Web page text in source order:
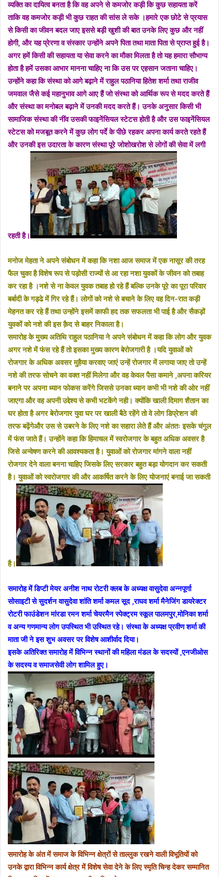
व्यक्ति का दायित्व बनता है कि वह अपने से कमजोर कड़ी कि कुछ सहायता करें
ताकि वह कमजोर कड़ी भी कुछ राहत की सांस ले सके ।हमारे एक छोटे से प्रयास
से किसी का जीवन बदल जाए इससे बड़ी खुशी की बात उनके लिए कुछ और नहीं
होगी, और यह प्रेरणा व संस्कार उन्होंने अपने पिता तथा माता पिता से प्राप्त हुई है।
अगर हमें किसी की सहायता या सेवा करने का मौका मिलता है तो यह हमारा सौभाग्य
होता है हमें उसका आभार मानना चाहिए ना कि उस पर एहसान जताना चाहिए।
उन्होंने कहा कि संस्था को आगे बढ़ाने में राहुल पठानिया हितेश शर्मा तथा राजीव
जमवाल जैसे कई महानुभाव आगे आए हैं जो संस्था को आर्थिक रूप से मदद करते हैं
और संस्था का मनोबल बढ़ाने में उनकी मदद करते हैं। उनके अनुसार किसी भी
सामाजिक संस्था की नींव उसकी फाइनेंसियल स्टेटस होती है और उस फाइनेंसियल
स्टेटस को मजबूत करने में कुछ लोग पर्दे के पीछे रहकर अपना कार्य करते रहते हैं
और उनकी इस उदारता के कारण संस्था पूरे जोशोखरोश से लोगों की सेवा में लगी
रहती है।
मनोज मेहता ने अपने संबोधन में कहा कि नशा आज समाज में एक नासूर की तरह
फैल चुका है विशेष रूप से पड़ोसी राज्यों से आ रहा नशा युवकों के जीवन को तबाह
कर रहा है ।नशे से ना केवल युवक तबाह हो रहे हैं बल्कि उनके पूरे का पूरा परिवार
बर्बादी के गड्ढे में गिर रहे हैं। लोगों को नशे से बचाने के लिए वह दिन-रात कड़ी
मेहनत कर रहे हैं तथा उन्होंने इसमें काफी हद तक सफलता भी पाई है और सैकड़ों
युवकों को नशे की इस क़ैद से बाहर निकाला है।
समारोह के मुख्य अतिथि राहुल पठानिया ने अपने संबोधन में कहा कि लोग और युवक
अगर नशे में फंस रहे हैं तो इसका मुख्य कारण बेरोजगारी है ।यदि युवाओं को
रोजगार के अधिक अवसर मुहैया करवाए जाएं उन्हें रोजगार में लगाया जाए तो उन्हें
नशे की तरफ सोचने का वक्त नहीं मिलेगा और वह केवल पैसा कमाने ,अपना करियर
बनाने पर अपना ध्यान फोकस करेंगे जिससे उनका ध्यान कभी भी नशे की ओर नहीं
जाएगा और वह अपनी उद्देश्य से कभी भटकेंगे नही। क्योंकि खाली दिमाग शैतान का
घर होता है अगर बेरोजगार युवा घर पर खाली बैठे रहेंगे तो वे लोग डिप्रेशन की
तरफ बढ़ेंगेऔर उस से उबरने के लिए नशे का सहारा लेते हैं और अंततः इसके चंगुल
में फंस जाते हैं। उन्होंने कहा कि हिमाचल में स्वरोजगार के बहुत अधिक अवसर है
जिसे अन्वेषण करने की आवश्यकता है। युवाओं को रोजगार मांगने वाला नहीं
रोजगार देने वाला बनना चाहिए जिसके लिए सरकार बहुत बड़ा योगदान कर सकती
है। युवाओं को स्वरोजगार की और आकर्षित करने के लिए योजनाएं बनाई जा सकती
है।
समारोह में डिप्टी मेयर अनीश नाथ रोटरी क्लब के अध्यक्ष वासुदेवा अन्नपूर्णा
सोसाइटी से सुदर्शन वासुदेवा शांति शर्मा कमल सूद ,राघव शर्मा मैनेजिंग डायरेक्टर
रोटरी फाउंडेशन मांरडा रमन शर्मा चेयरमैन स्पेक्ट्रम स्कूल पालमपुर,मोनिका शर्मा
व अन्य गणमान्य लोग उपस्थित भी उस्थित रहे। संस्था के अध्यक्ष प्रवीण शर्मा की
माता जी ने इस शुभ अवसर पर विशेष आशीर्वाद दिया।
इसके अतिरिक्त समारोह में विभिन्न स्थानों की महिला मंडल के सदस्यों ,एनजीओस
के सदस्य व समाजसेवी लोग शामिल हुए।
समारोह के अंत में समाज के विभिन्न क्षेत्रों से ताल्लुक रखने वाली विभूतियों को
उनके द्वारा विभिन्न कार्य क्षेत्र में विशेष सेवा देने के लिए स्मृति चिन्ह देकर सम्मानित